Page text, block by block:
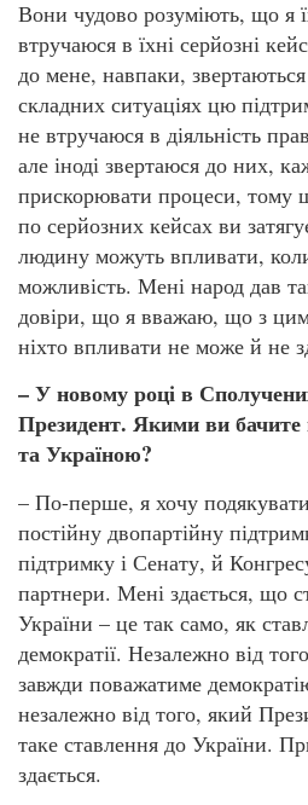
Вони чудово розуміють, що я
втручаюся в їхні серйозні
до мене, навпаки,
складних ситуаціях цю
не втручаюся в діяльність
але іноді звертаюся до них,
прискорювати процеси, тому
по серйозних кейсах ви
людину можуть впливати,
можливість. Мені народ дав
довіри, що я вважаю, що з
ніхто впливати не може й не
– У новому році в
Президент. Якими ви
та Україною?
– По-перше, я хочу
постійну двопартійну
підтримку і Сенату, й
партнери. Мені здається, що
України – це так само, як
демократії. Незалежно від
завжди поважатиме
незалежно від того, який
таке ставлення до України.
здається.